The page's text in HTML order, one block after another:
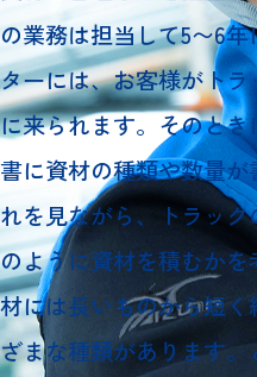
の業務は担当して5〜6
ターには、お客様がト
に来られます。そのと
書に資材の種類や数量
れを見ながら、トラッ
のように資材を積むか
材には長いものから短
ざまな種類があります